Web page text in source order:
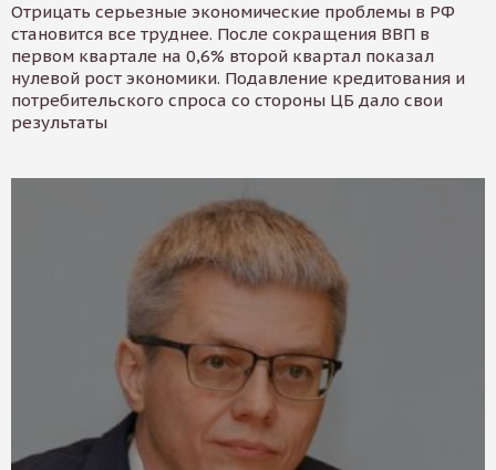
Отрицать серьезные экономические проблемы в РФ
становится все труднее. После сокращения ВВП в
первом квартале на 0,6% второй квартал показал
нулевой рост экономики. Подавление кредитования и
потребительского спроса со стороны ЦБ дало свои
результаты